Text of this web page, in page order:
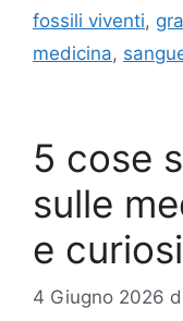
fossili viventi,
medicina,
5 cose
sulle
e
4 Giugno 2026